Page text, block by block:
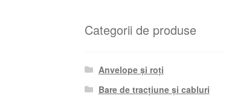
Categorii de produse
Anvelope și roți
Bare de tracțiune și cabluri